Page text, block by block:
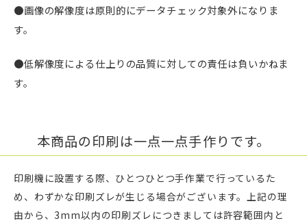
●画像の解像度は原則的にデータチェック対象外になりま
す。
●低解像度による仕上りの品質に対しての責任は負いかねま
す。
本商品の印刷は一点一点手作りです。
印刷機に設置する際、ひとつひとつ手作業で行っているた
め、わずかな印刷ズレが生じる場合がございます。上記の理
由から、3mm以内の印刷ズレにつきましては許容範囲内と